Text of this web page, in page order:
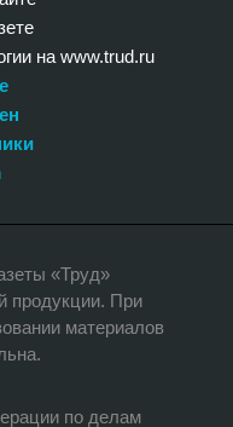
на www.trud.ru
«Труд»
продукции. При
материалов
по делам